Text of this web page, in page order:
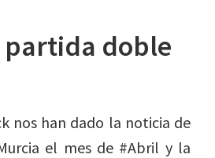
partida doble
nos han dado la noticia de
el mes de #Abril y la